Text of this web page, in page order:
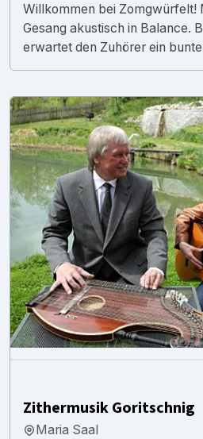
Willkommen bei Zomgwürfelt!
Gesang akustisch in Balance.
erwartet den Zuhörer ein
Zithermusik Goritschnig
Maria Saal